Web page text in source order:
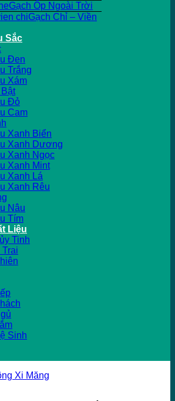
Gạch Ốp Ngoài Trời
Gạch Chỉ – Viền
Sắc
Đen
Trắng
Xám
Đỏ
Cam
Xanh Biển
Xanh Dương
Xanh Ngọc
Xanh Mint
Xanh Lá
Xanh Rêu
Nâu
Tím
Liệu
Tinh
Sinh
Xi Măng